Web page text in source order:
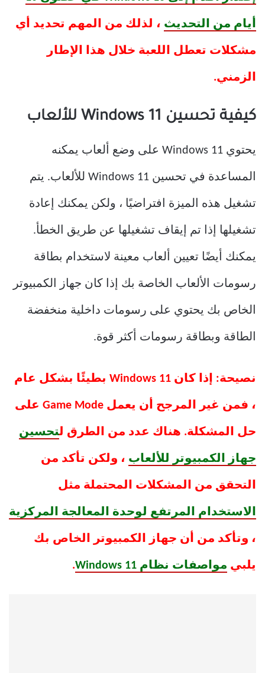
أيام من التحديث ، لذلك من المهم تحديد أي
مشكلات تعطل اللعبة خلال هذا الإطار
الزمني.
كيفية تحسين Windows 11 للألعاب
يحتوي Windows 11 على وضع ألعاب يمكنه
المساعدة في تحسين Windows 11 للألعاب. يتم
تشغيل هذه الميزة افتراضيًا ، ولكن يمكنك إعادة
تشغيلها إذا تم إيقاف تشغيلها عن طريق الخطأ.
يمكنك أيضًا تعيين ألعاب معينة لاستخدام بطاقة
رسومات الألعاب الخاصة بك إذا كان جهاز الكمبيوتر
الخاص بك يحتوي على رسومات داخلية منخفضة
الطاقة وبطاقة رسومات أكثر قوة.
نصيحة: إذا كان Windows 11 بطيئًا بشكل عام
، فمن غير المرجح أن يعمل Game Mode على
حل المشكلة. هناك عدد من الطرق لتحسين
جهاز الكمبيوتر للألعاب ، ولكن تأكد من
التحقق من المشكلات المحتملة مثل
الاستخدام المرتفع لوحدة المعالجة المركزية
، وتأكد من أن جهاز الكمبيوتر الخاص بك
يلبي مواصفات نظام Windows 11 .